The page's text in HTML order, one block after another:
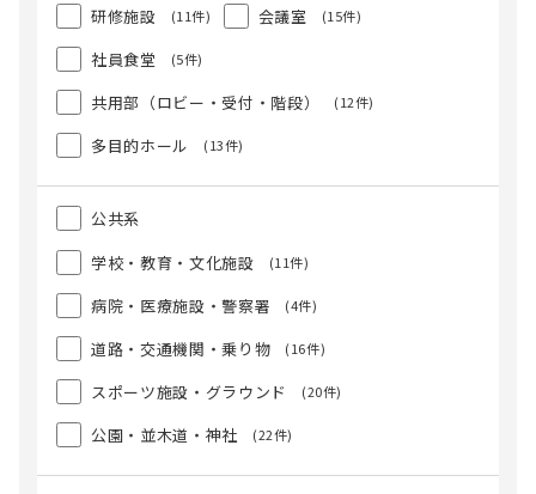
研修施設 (11件) 会議室 (15件)
社員食堂 (5件)
共用部（ロビー・受付・階段） (12件)
多目的ホール (13件)
公共系
学校・教育・文化施設
(11件)
病院・医療施設・警察署 (4件)
道路・交通機関・乗り物 (16件)
スポーツ施設・グラウンド (20件)
公園・並木道・神社 (22件)